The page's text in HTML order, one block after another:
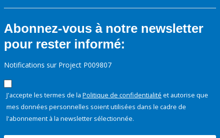
Abonnez-vous à notre newsletter
pour rester informé:
Notifications sur Project P009807
J'accepte les termes de la Politique de confidentialité et autorise que
mes données personnelles soient utilisées dans le cadre de
l'abonnement à la newsletter sélectionnée.